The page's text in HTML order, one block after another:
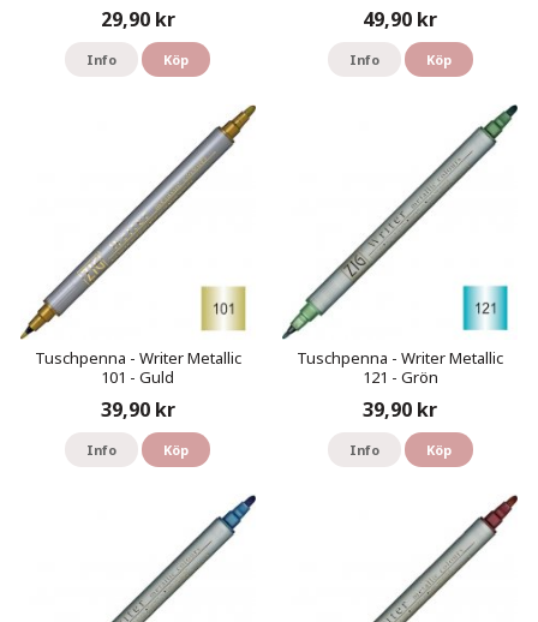
29,90 kr
Info Köp
49,90 kr
Info Köp
Tuschpenna - Writer Metallic
101 - Guld
39,90 kr
Info Köp
Tuschpenna - Writer Metallic
121 - Grön
39,90 kr
Info Köp